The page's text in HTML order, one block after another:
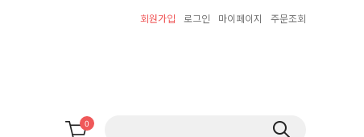
회원가입 로그인 마이페이지 주문조회
0